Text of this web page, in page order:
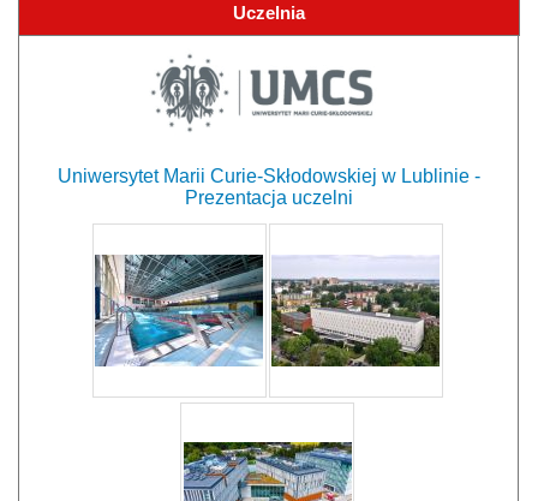
Uczelnia
Uniwersytet Marii Curie-Skłodowskiej w Lublinie -
Prezentacja uczelni